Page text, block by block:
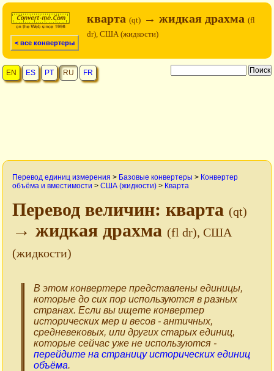
< все конвертеры
кварта (qt) → жидкая драхма (fl
dr), США (жидкости)
EN ES PT RU FR
Перевод единиц измерения > Базовые конвертеры > Конвертер
объёма и вместимости > США (жидкости) > Кварта
Перевод величин: кварта (qt)
→ жидкая драхма (fl dr), США
(жидкости)
В этом конвертере представлены единицы,
которые до сих пор используются в разных
странах. Если вы ищете конвертер
исторических мер и весов - античных,
средневековых, или других старых единиц,
которые сейчас уже не используются -
перейдите на страницу исторических единиц
объёма.